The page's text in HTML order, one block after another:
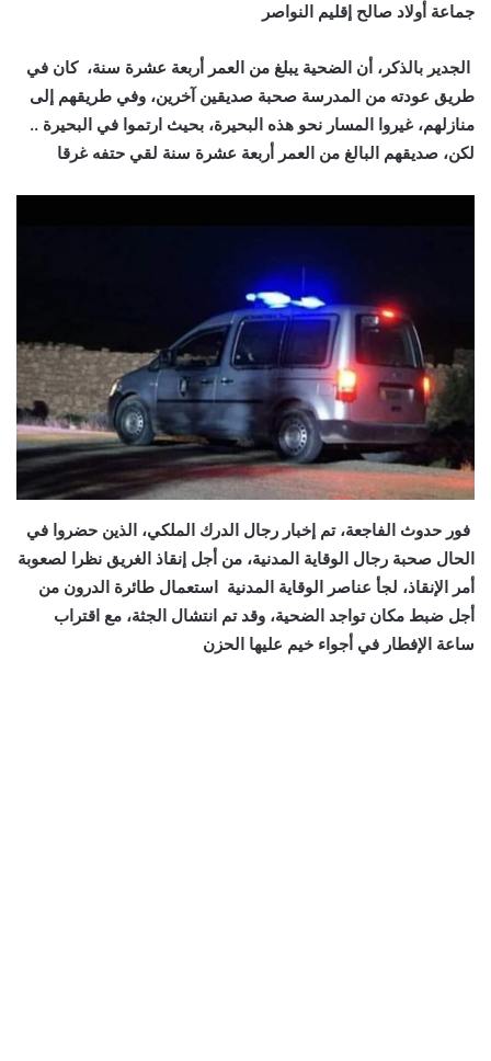
جماعة أولاد صالح إقليم النواصر
الجدير بالذكر، أن الضحية يبلغ من العمر أربعة عشرة سنة، كان في
طريق عودته من المدرسة صحبة صديقين آخرين، وفي طريقهم إلى
منازلهم، غيروا المسار نحو هذه البحيرة، بحيث ارتموا في البحيرة ..
لكن، صديقهم البالغ من العمر أربعة عشرة سنة لقي حتفه غرقا
فور حدوث الفاجعة، تم إخبار رجال الدرك الملكي، الذين حضروا في
الحال صحبة رجال الوقاية المدنية، من أجل إنقاذ الغريق نظرا لصعوبة
أمر الإنقاذ، لجأ عناصر الوقاية المدنية استعمال طائرة الدرون من
أجل ضبط مكان تواجد الضحية، وقد تم انتشال الجثة، مع اقتراب
ساعة الإفطار في أجواء خيم عليها الحزن